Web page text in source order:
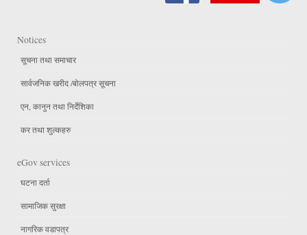
Notices
सूचना तथा समाचार
सार्वजनिक खरीद /बोलपत्र सूचना
एन, कानुन तथा निर्देशिका
कर तथा शुल्कहरु
eGov services
घटना दर्ता
सामाजिक सुरक्षा
नागरिक वडापत्र